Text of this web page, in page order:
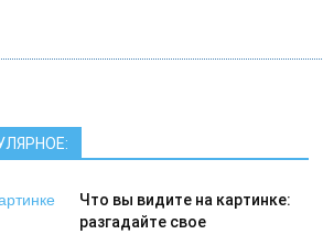
Что вы видите на картинке:
разгадайте свое